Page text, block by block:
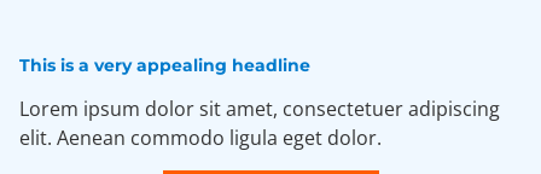
This is a very appealing headline
Lorem ipsum dolor sit amet, consectetuer adipiscing
elit. Aenean commodo ligula eget dolor.